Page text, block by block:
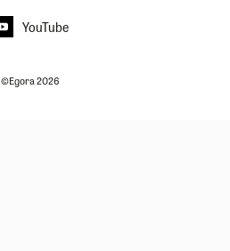
YouTube
©Egora 2026